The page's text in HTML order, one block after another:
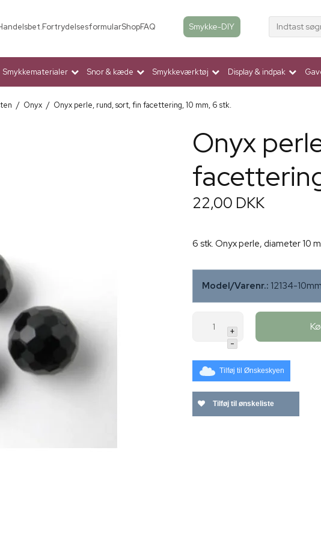
FortrydelsesformularShopFAQ Smykke-DIY Indtast
Smykkematerialer Snor & kæde Smykkeværktøj Display & indpak
/ Onyx / Onyx perle, rund, sort, fin facettering, 10 mm, 6 stk.
Onyx
22,00 DKK
6 stk. Onyx perle, diameter 10
Model/Varenr.: 12134-
+
-
Tilføj til Ønskeskyen
Tilføj til ønskeliste